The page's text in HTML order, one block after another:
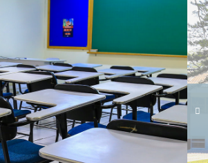
Carregando galeria...